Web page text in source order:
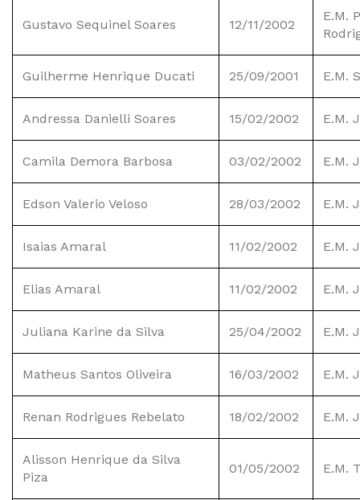
Gustavo Sequinel Soares 12/11/2002
E.M.
Guilherme Henrique Ducati 25/09/2001 E.M.
Andressa Danielli Soares 15/02/2002 E.M.
Camila Demora Barbosa 03/02/2002 E.M.
Edson Valerio Veloso 28/03/2002 E.M.
Isaias Amaral 11/02/2002 E.M.
Elias Amaral 11/02/2002 E.M.
Juliana Karine da Silva 25/04/2002 E.M.
Matheus Santos Oliveira 16/03/2002 E.M.
Renan Rodrigues Rebelato 18/02/2002 E.M.
Alisson Henrique da Silva
Piza
01/05/2002 E.M.